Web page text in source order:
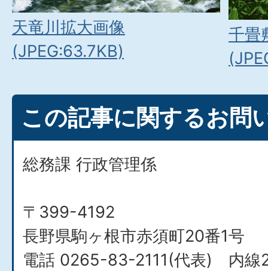
天竜川拡大画像
(JPEG:63.7KB)
千畳
この記事に関するお問
総務課 行政管理係
〒399-4192
長野県駒ヶ根市赤須町20番1号
電話 0265-83-2111(代表) 内線